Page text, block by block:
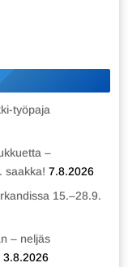
työpaja
–
saakka! 7.8.2026
15.–28.9.
– neljäs
3.8.2026